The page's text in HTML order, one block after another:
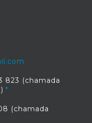
823 (chamada
(chamada